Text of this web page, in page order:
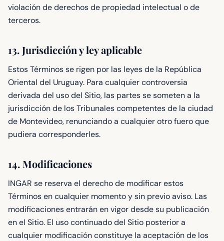
violación de derechos de propiedad intelectual o de
terceros.
13. Jurisdicción y ley aplicable
Estos Términos se rigen por las leyes de la República
Oriental del Uruguay. Para cualquier controversia
derivada del uso del Sitio, las partes se someten a la
jurisdicción de los Tribunales competentes de la ciudad
de Montevideo, renunciando a cualquier otro fuero que
pudiera corresponderles.
14. Modificaciones
INGAR se reserva el derecho de modificar estos
Términos en cualquier momento y sin previo aviso. Las
modificaciones entrarán en vigor desde su publicación
en el Sitio. El uso continuado del Sitio posterior a
cualquier modificación constituye la aceptación de los